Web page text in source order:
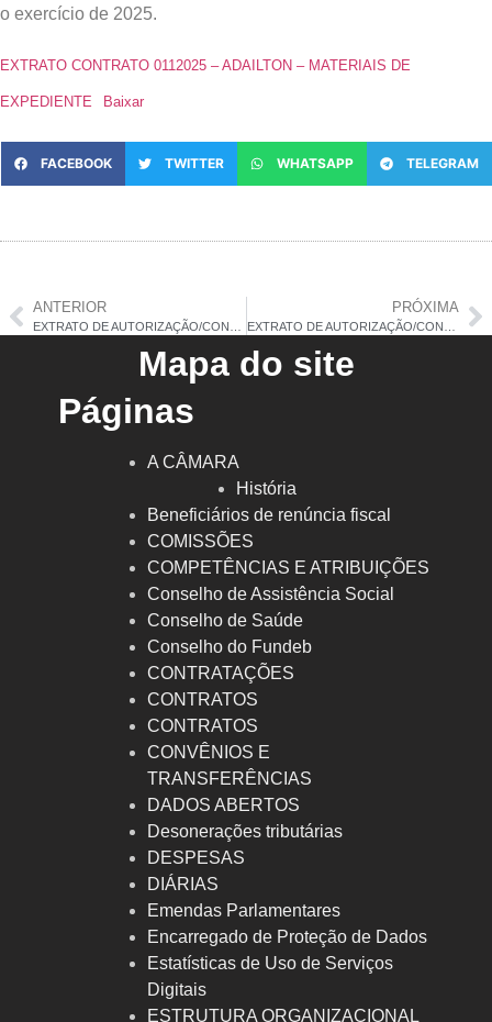
o exercício de 2025.
EXTRATO CONTRATO 0112025 – ADAILTON – MATERIAIS DE
EXPEDIENTE Baixar
FACEBOOK TWITTER WHATSAPP TELEGRAM
ANTERIOR PRÓXIMA
Mapa do site
Páginas
A CÂMARA
História
Beneficiários de renúncia fiscal
COMISSÕES
COMPETÊNCIAS E ATRIBUIÇÕES
Conselho de Assistência Social
Conselho de Saúde
Conselho do Fundeb
CONTRATAÇÕES
CONTRATOS
CONTRATOS
CONVÊNIOS E
TRANSFERÊNCIAS
DADOS ABERTOS
Desonerações tributárias
DESPESAS
DIÁRIAS
Emendas Parlamentares
Encarregado de Proteção de Dados
Estatísticas de Uso de Serviços
Digitais
ESTRUTURA ORGANIZACIONAL